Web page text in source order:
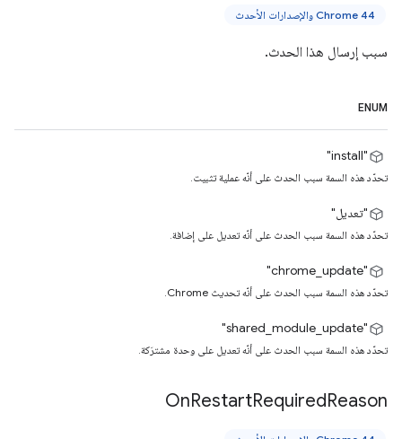
Chrome 44 والإصدارات الأحدث
سبب إرسال هذا الحدث.
ENUM
"install"
تحدّد هذه السمة سبب الحدث على أنّه عملية تثبيت.
"تعديل"
تحدّد هذه السمة سبب الحدث على أنّه تعديل على إضافة.
‏"chrome_update"
تحدّد هذه السمة سبب الحدث على أنّه تحديث Chrome.
"shared_module_update"
تحدّد هذه السمة سبب الحدث على أنّه تعديل على وحدة مشترَكة.
OnRestartRequiredReason